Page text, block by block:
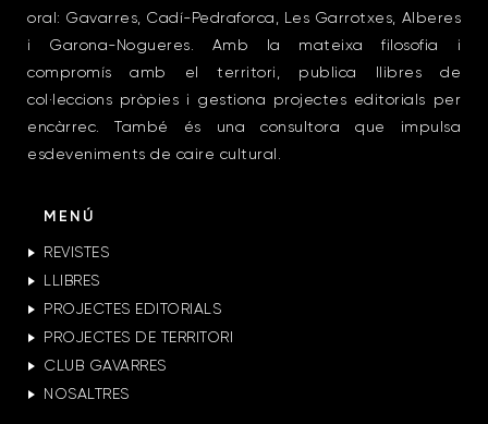
oral: Gavarres, Cadí-Pedraforca, Les Garrotxes, Alberes
i Garona-Nogueres. Amb la mateixa filosofia i
compromís amb el territori, publica llibres de
col·leccions pròpies i gestiona projectes editorials per
encàrrec. També és una consultora que impulsa
esdeveniments de caire cultural.
MENÚ
REVISTES
LLIBRES
PROJECTES EDITORIALS
PROJECTES DE TERRITORI
CLUB GAVARRES
NOSALTRES